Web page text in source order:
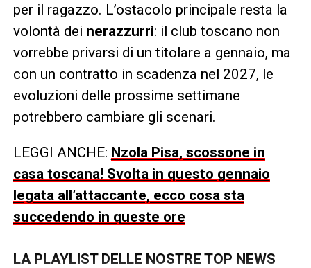
per il ragazzo. L’ostacolo principale resta la
volontà dei nerazzurri: il club toscano non
vorrebbe privarsi di un titolare a gennaio, ma
con un contratto in scadenza nel 2027, le
evoluzioni delle prossime settimane
potrebbero cambiare gli scenari.
LEGGI ANCHE: Nzola Pisa, scossone in
casa toscana! Svolta in questo gennaio
legata all’attaccante, ecco cosa sta
succedendo in queste ore
LA PLAYLIST DELLE NOSTRE TOP NEWS